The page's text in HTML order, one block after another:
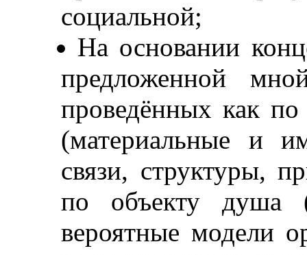
социальной;
На основании
предложенной
проведённых как
(материальные и
связи, структуры,
по объекту душа
вероятные модели